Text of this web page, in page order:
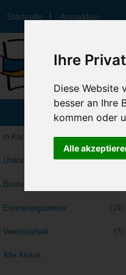
Ihre
Diese Website
besser an Ihre
kommen oder
Alle
Startseite Anmelden
Kategorien
in Kürze
Unikate (14)
Bootsklassen->
Erinnerungspreise (19)
Vereinsarbeit (7)
Alle Artikel ...